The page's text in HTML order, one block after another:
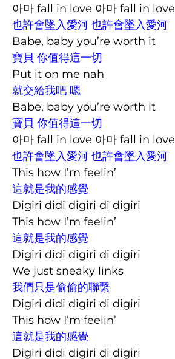
아마 fall in love 아마 fall in love
也許會墜入愛河 也許會墜入愛河
Babe, baby you’re worth it
寶貝 你值得這一切
Put it on me nah
就交給我吧 嗯
Babe, baby you’re worth it
寶貝 你值得這一切
아마 fall in love 아마 fall in love
也許會墜入愛河 也許會墜入愛河
This how I’m feelin’
這就是我的感覺
Digiri didi digiri di digiri
This how I’m feelin’
這就是我的感覺
Digiri didi digiri di digiri
We just sneaky links
我們只是偷偷的聯繫
Digiri didi digiri di digiri
This how I’m feelin’
這就是我的感覺
Digiri didi digiri di digiri